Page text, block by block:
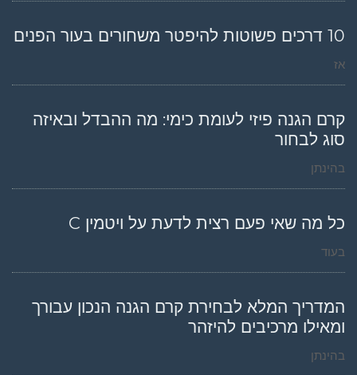
10 דרכים פשוטות להיפטר משחורים בעור הפנים
אז
קרם הגנה פיזי לעומת כימי: מה ההבדל ובאיזה
סוג לבחור
בהינתן
כל מה שאי פעם רצית לדעת על ויטמין C
בעוד
המדריך המלא לבחירת קרם הגנה הנכון עבורך
ומאילו מרכיבים להיזהר
בהינתן